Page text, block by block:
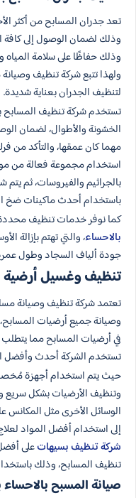
تعد جدران المسابح من أكثر
وذلك لضمان الوصول إلى كافة
وذلك حفاظًا على سلامة
ولهذا تتبع شركة تنظيف
لتنظيف الجدران بعناية شديدة.
تستخدم شركة تنظيف المسابح
الخشونة والأطوال، لضمان
مهما كان عمقها، والتأكد من
استخدام مجموعة فعالة من
بالجراثيم والفيروسات، ثم
باستخدام أحدث ماكينات ضخ
كما نوفر خدمات تنظيف
بالاحساء، والتي تهتم بإزالة
جودة ألياف السجاد وطول
تنظيف وغسيل أرضية
تعتمد شركة تنظيف وصيانة
وصيانة جميع أرضيات
في أرضيات المسابح مما يتطلب
تستخدم الشركة أحدث وأفضل
حيث يتم استخدام أجهزة
وتنظيف الأرضيات بشكل سريع
الوسائل الأخرى مثل المكانس
إلى استخدام أفضل المواد
شركة تنظيف بسيهاتعلى
تنظيف المسابح، وذلك
صيانة المسبح بالاحساء